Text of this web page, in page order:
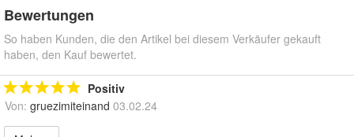
Bewertungen
So haben Kunden, die den Artikel bei diesem Verkäufer gekauft
haben, den Kauf bewertet.
Positiv
Von: gruezimiteinand 03.02.24